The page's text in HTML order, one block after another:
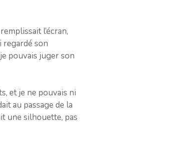
l’écran,
regardé son
pouvais juger son
et je ne pouvais ni
au passage de la
une silhouette, pas